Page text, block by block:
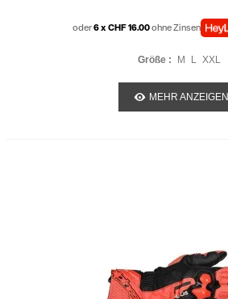
oder6 x CHF 16.00ohne Zinsen
Größe : M L XXL
MEHR ANZEIGEN